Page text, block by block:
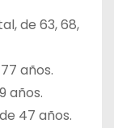
de 63, 68,
años.
años.
47 años.